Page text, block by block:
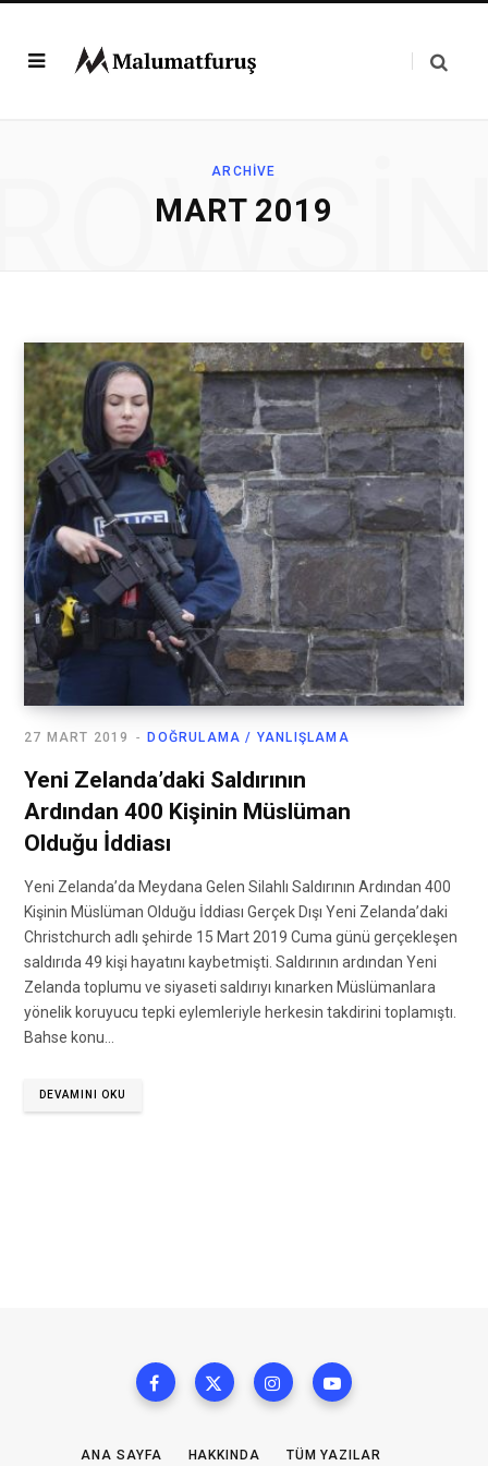
ARCHIVE
MART 2019
DOĞRULAMA / YANLIŞLAMA
27 MART 2019
Yeni Zelanda’daki Saldırının
Ardından 400 Kişinin Müslüman
Olduğu İddiası
Yeni Zelanda’da Meydana Gelen Silahlı Saldırının Ardından 400
Kişinin Müslüman Olduğu İddiası Gerçek Dışı Yeni Zelanda’daki
Christchurch adlı şehirde 15 Mart 2019 Cuma günü gerçekleşen
saldırıda 49 kişi hayatını kaybetmişti. Saldırının ardından Yeni
Zelanda toplumu ve siyaseti saldırıyı kınarken Müslümanlara
yönelik koruyucu tepki eylemleriyle herkesin takdirini toplamıştı.
Bahse konu…
DEVAMINI OKU
ANA SAYFA HAKKINDA TÜM YAZILAR